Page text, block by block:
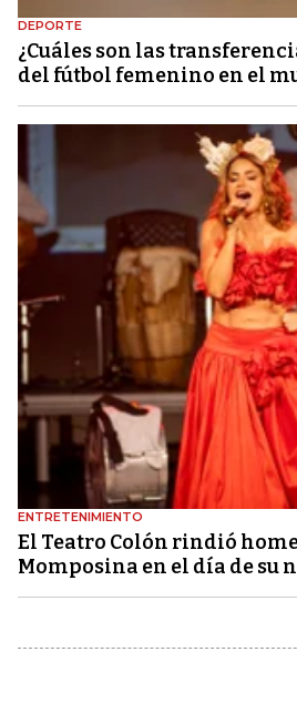
DEPORTE
¿Cuáles son las
del fútbol femenino en el
ENTRETENIMIENTO
El Teatro Colón rindió
Momposina en el día de su